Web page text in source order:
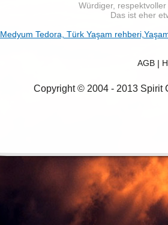
Würdiger,
Das ist eher
Medyum Tedora, Türk Yaşam
AGB |
Copyright © 2004 - 2013 Spirit